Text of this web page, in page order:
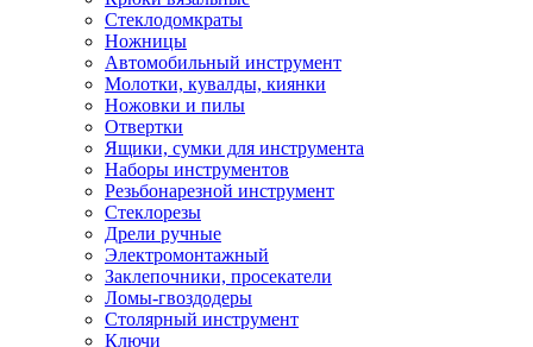
Стеклодомкраты
Ножницы
Автомобильный инструмент
Молотки, кувалды, киянки
Ножовки и пилы
Отвертки
Ящики, сумки для инструмента
Наборы инструментов
Резьбонарезной инструмент
Стеклорезы
Дрели ручные
Электромонтажный
Заклепочники, просекатели
Ломы-гвоздодеры
Столярный инструмент
Ключи